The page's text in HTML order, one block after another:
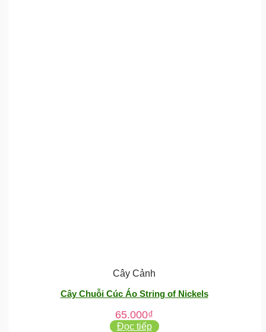
Cây Cảnh
Cây Chuỗi Cúc Áo String of Nickels
65.000₫
Đọc tiếp